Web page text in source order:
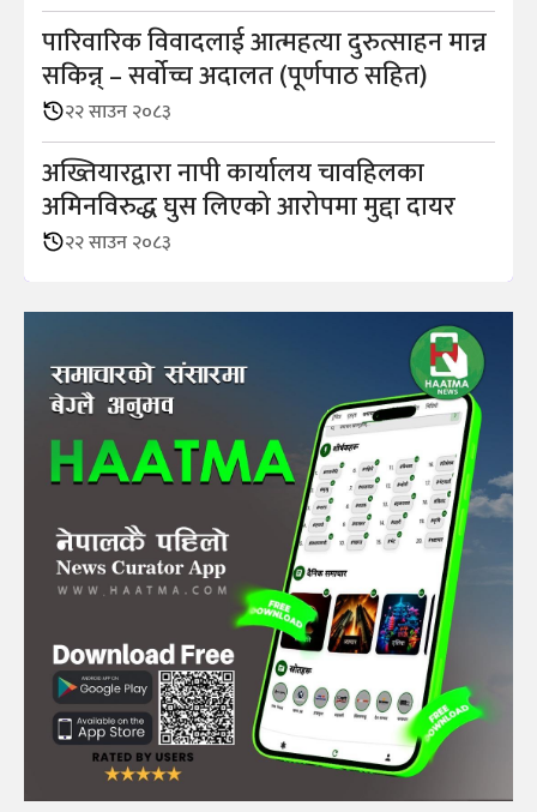
पारिवारिक विवादलाई आत्महत्या दुरुत्साहन मान्न
सकिन्न् – सर्वोच्च अदालत (पूर्णपाठ सहित)
२२ साउन २०८३
अख्तियारद्वारा नापी कार्यालय चावहिलका
अमिनविरुद्ध घुस लिएको आरोपमा मुद्दा दायर
२२ साउन २०८३